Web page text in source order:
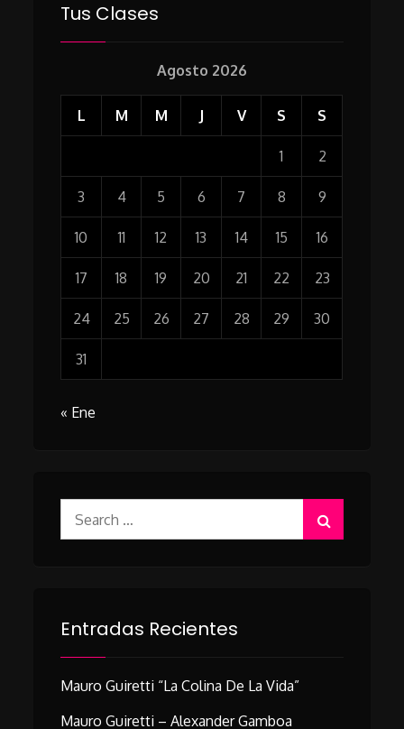
Tus Clases
Agosto 2026
L M M J V S S
1 2
3 4 5 6 7 8 9
10 11 12 13 14 15 16
17 18 19 20 21 22 23
24 25 26 27 28 29 30
31
« Ene
for:
Entradas Recientes
Mauro Guiretti “La Colina De La Vida”
Mauro Guiretti – Alexander Gamboa